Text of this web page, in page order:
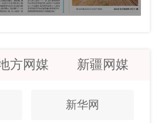
方网媒 新疆网媒
新华网